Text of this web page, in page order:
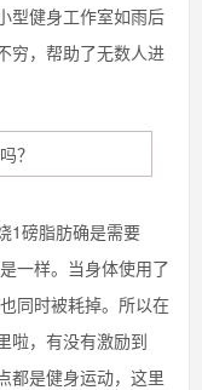
型健身工作室如雨后
穷，帮助了无数人进
磅脂肪确是需要
一样。当身体使用了
同时被耗掉。所以在
啦，有没有激励到
都是健身运动，这里